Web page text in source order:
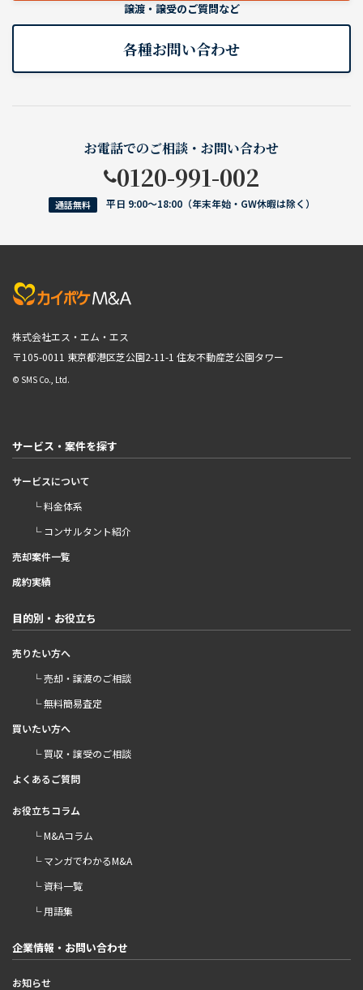
譲渡・譲受のご質問など
各種お問い合わせ
お電話でのご相談・お問い合わせ
0120-991-002
通話無料 平日 9:00〜18:00（年末年始・GW休暇は除く）
株式会社エス・エム・エス
〒105-0011 東京都港区芝公園2-11-1 住友不動産芝公園タワー
© SMS Co., Ltd.
サービス・案件を探す
サービスについて
└ 料金体系
└ コンサルタント紹介
売却案件一覧
成約実績
目的別・お役立ち
売りたい方へ
└ 売却・譲渡のご相談
└ 無料簡易査定
買いたい方へ
└ 買収・譲受のご相談
よくあるご質問
お役立ちコラム
└ M&Aコラム
└ マンガでわかるM&A
└ 資料一覧
└ 用語集
企業情報・お問い合わせ
お知らせ